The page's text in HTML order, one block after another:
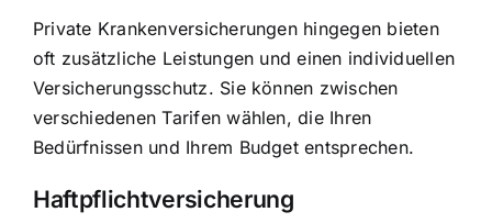
Private Krankenversicherungen hingegen bieten
oft zusätzliche Leistungen und einen individuellen
Versicherungsschutz. Sie können zwischen
verschiedenen Tarifen wählen, die Ihren
Bedürfnissen und Ihrem Budget entsprechen.
Haftpflichtversicherung